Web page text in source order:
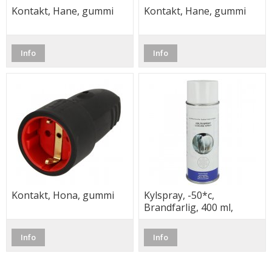
Kontakt, Hane, gummi
Info
Kontakt, Hane, gummi
Info
Kontakt, Hona, gummi
Info
Kylspray, -50*c,
Brandfarlig, 400 ml,
Info